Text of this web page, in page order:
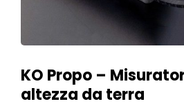
KO Propo –
altezza da terra